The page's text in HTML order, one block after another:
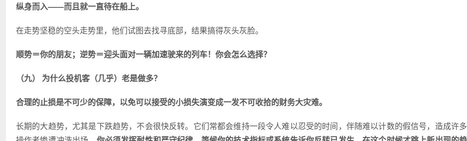
纵身而入――而且就一直待在船上。
在走势坚稳的空头走势里，他们试图去找寻底部，结果搞得灰头灰脸。
顺势＝你的朋友；逆势＝迎头面对一辆加速驶来的列车！你会怎么选择？
（九） 为什么投机客（几乎）老是做多？
合理的止损是不可少的保障，以免可以接受的小损失演变成一发不可收拾的财务大灾难。
长期的大趋势，尤其是下跌趋势，不会很快反转。它们常都会维持一段令人难以忍受的时间，伴随难以计数的假信号，造成许多